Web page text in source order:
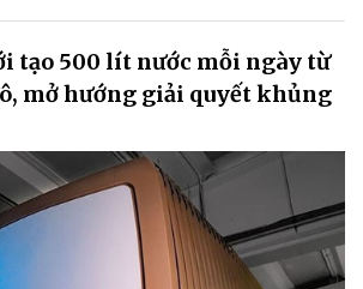
tạo 500 lít nước mỗi ngày từ
mở hướng giải quyết khủng